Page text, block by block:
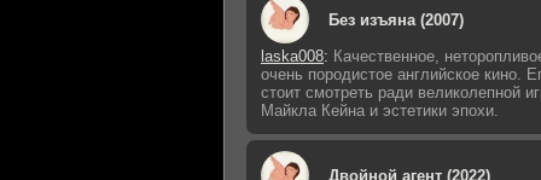
Без изъяна (2007)
laska008: Качественное,
очень породистое английское кино.
стоит смотреть ради великолепной
Майкла Кейна и эстетики эпохи.
Двойной агент (2022)